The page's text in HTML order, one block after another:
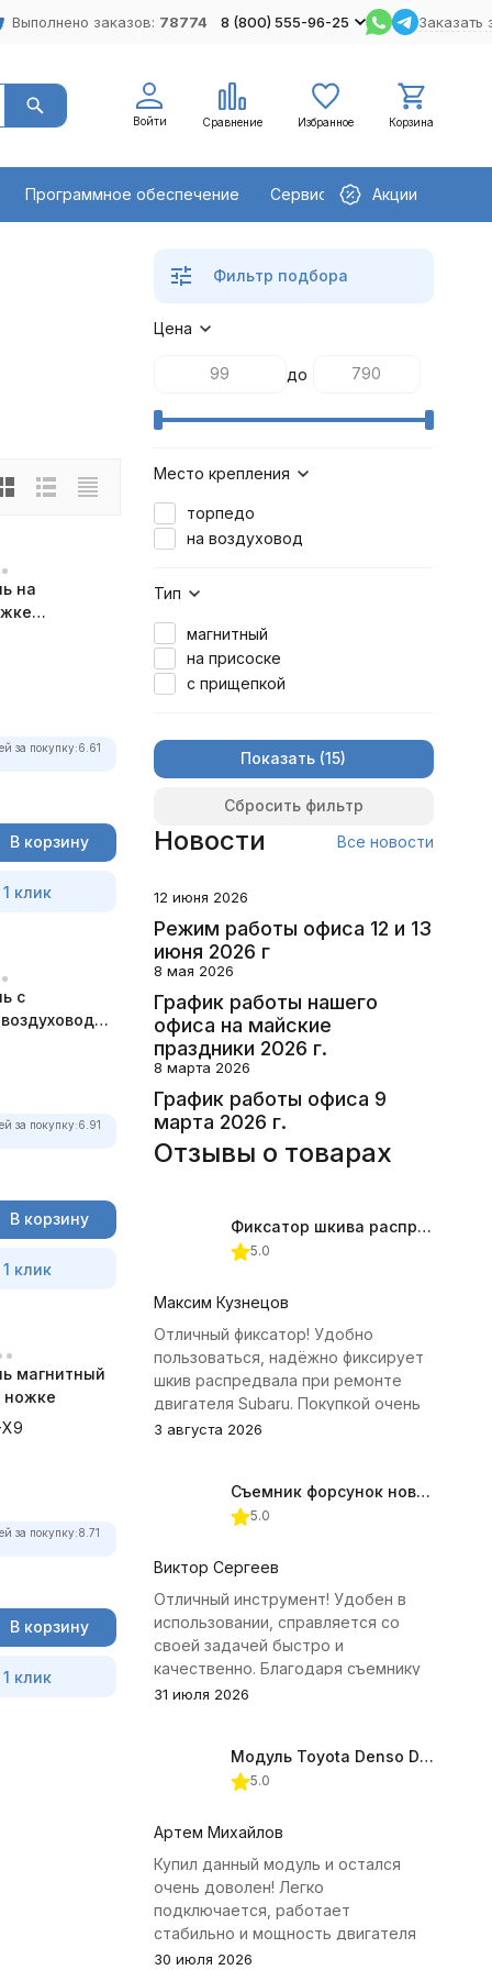
Выполнено заказов: 78774 8 (800) 555-96-25 Заказать
Войти Сравнение Избранное Корзина
Программное обеспечение Сервисное оборудование
Акции
на
за покупку:6.61
В корзину
клик
с
за покупку:6.91
В корзину
клик
магнитный
ножке
за покупку:8.71
В корзину
клик
Фильтр подбора
Цена
до
Место крепления
торпедо
на воздуховод
Тип
магнитный
на присоске
с прищепкой
Показать
Сбросить фильтр
Новости Все новости
12 июня 2026
Режим работы офиса 12 и 13
июня 2026 г
8 мая 2026
График работы нашего
офиса на майские
праздники 2026 г.
8 марта 2026
График работы офиса 9
марта 2026 г.
Отзывы о товарах
Фиксатор шкива распредвала (Subaru) JTC-4409
5.0
Максим Кузнецов
Отличный фиксатор! Удобно
пользоваться, надёжно фиксирует
шкив распредвала при ремонте
двигателя Subaru. Покупкой очень
доволен.
3 августа 2026
Съемник форсунок новых дизельных двигателей Jonnesway
5.0
Виктор Сергеев
Отличный инструмент! Удобен в
использовании, справляется со
своей задачей быстро и
качественно. Благодаря съемнику
удалось избежать лишних хлопот с
31 июля 2026
Модуль Toyota Denso Diesel 2.8D для ChipTuningPRO
5.0
Артем Михайлов
Купил данный модуль и остался
очень доволен! Легко
подключается, работает
стабильно и мощность двигателя
заметно увеличилась. Рекомендую
30 июля 2026